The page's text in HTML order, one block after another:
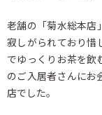
老舗の「菊水総本店
寂しがられており惜
でゆっくりお茶を飲
のご入居者さんにお
店でした。